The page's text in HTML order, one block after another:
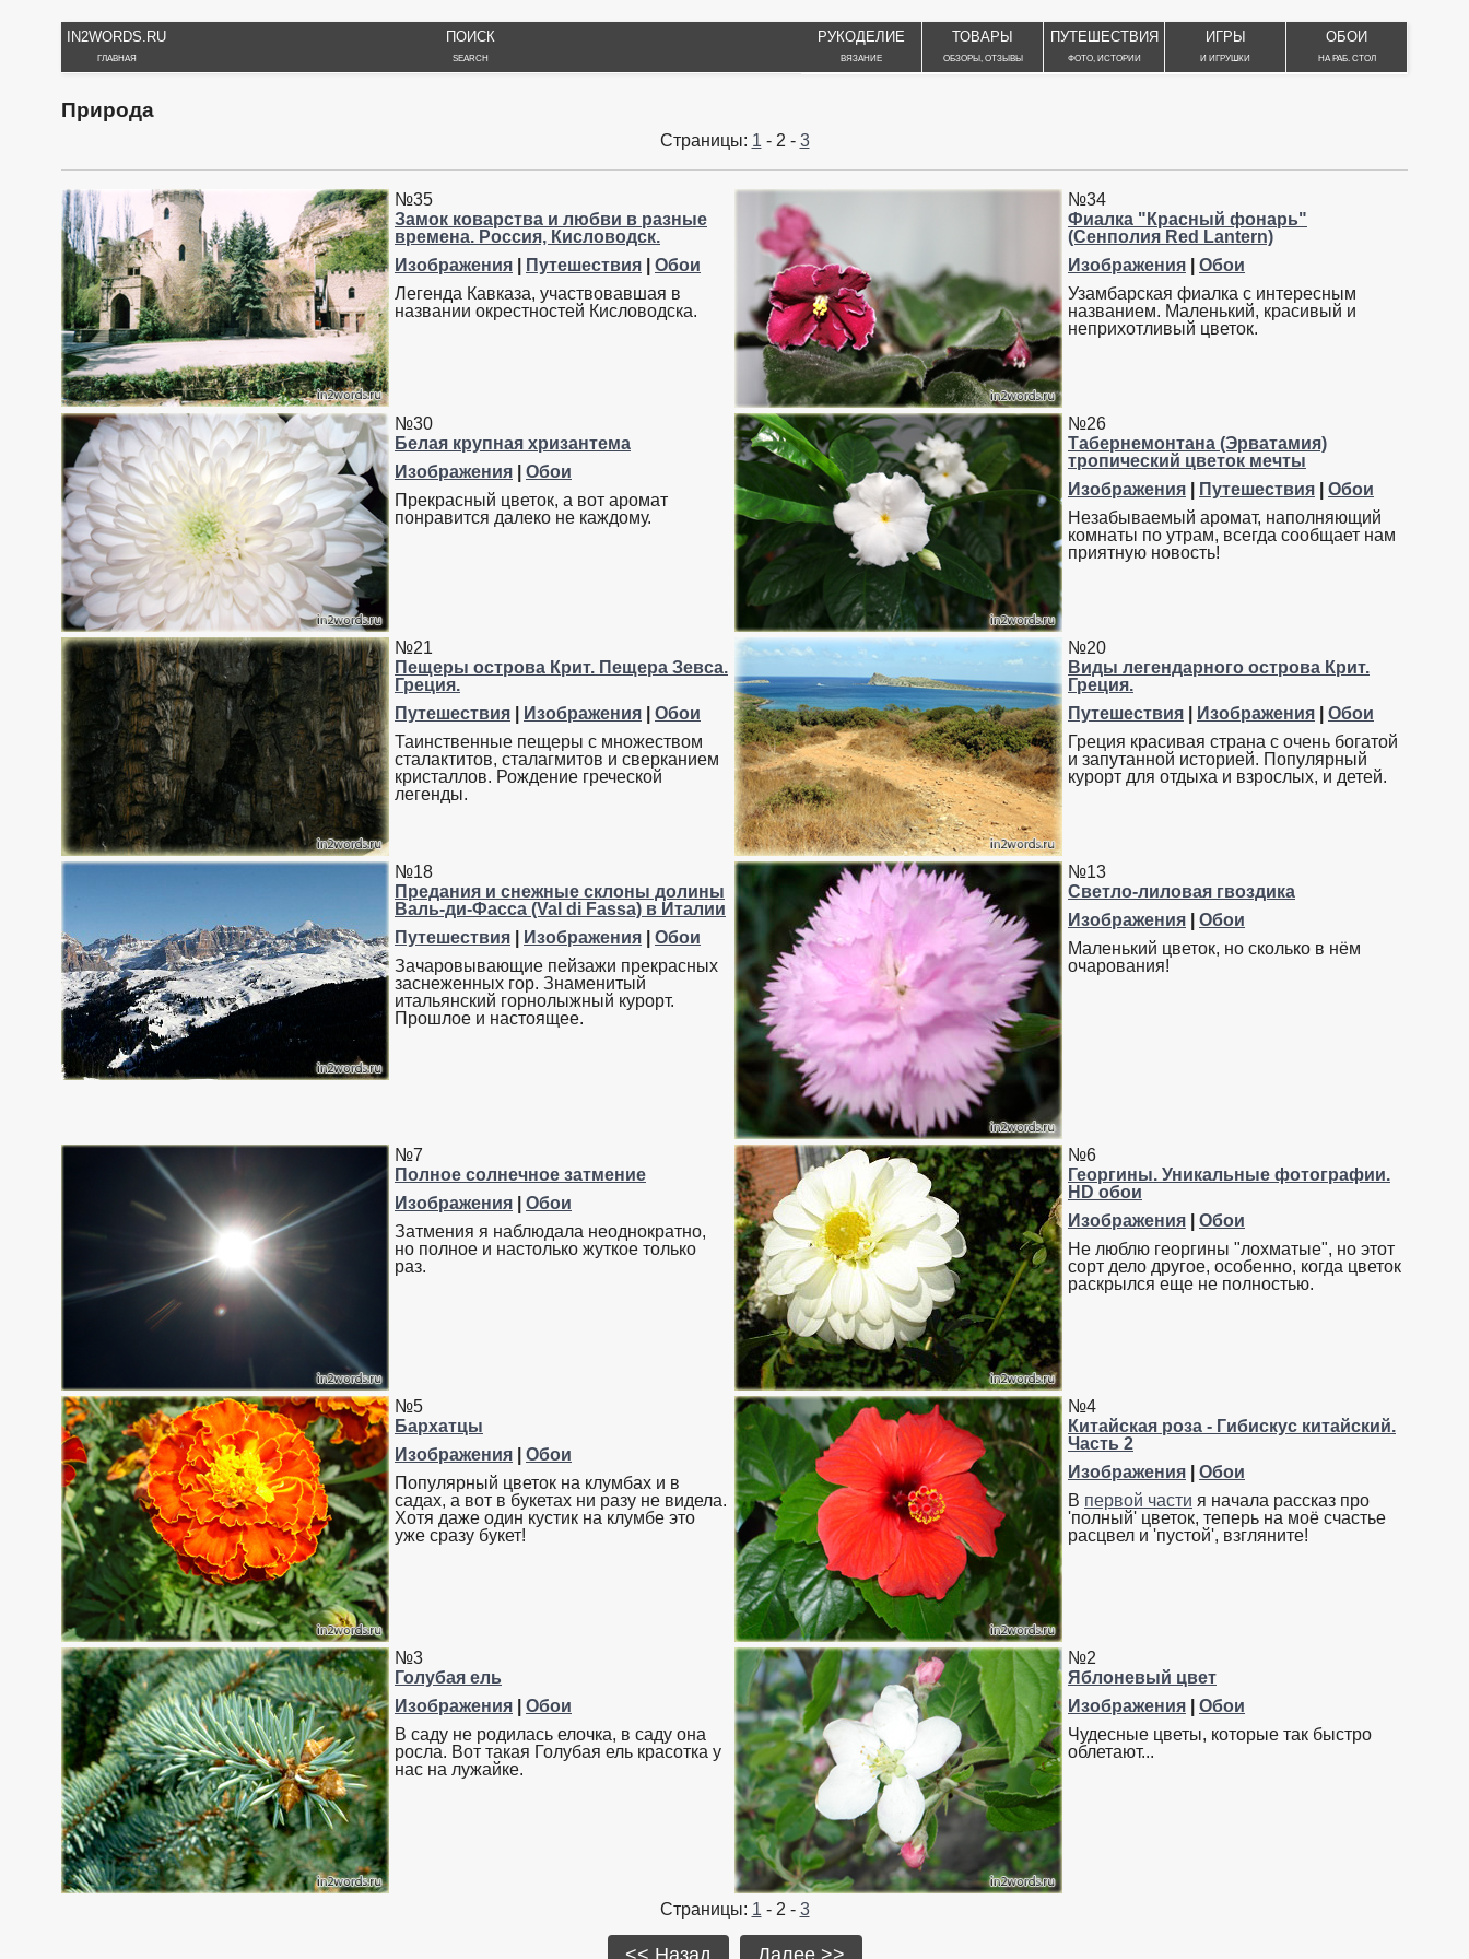
IN2WORDS.RU
ГЛАВНАЯ
ПОИСК
SEARCH
РУКОДЕЛИЕ
ВЯЗАНИЕ
ТОВАРЫ
ОБЗОРЫ, ОТЗЫВЫ
ПУТЕШЕСТВИЯ
ФОТО, ИСТОРИИ
ИГРЫ
И ИГРУШКИ
ОБОИ
НА РАБ. СТОЛ
Природа
Страницы: 1 - 2 - 3
№35
Замок коварства и любви в разные
времена. Россия, Кисловодск.
Изображения
Путешествия
Обои
Легенда Кавказа, участвовавшая в
названии окрестностей Кисловодска.
№34
Фиалка "Красный фонарь"
(Сенполия Red Lantern)
Изображения
Обои
Узамбарская фиалка с интересным
названием. Маленький, красивый и
неприхотливый цветок.
№30
Белая крупная хризантема
Изображения
Обои
Прекрасный цветок, а вот аромат
понравится далеко не каждому.
№26
Табернемонтана (Эрватамия)
тропический цветок мечты
Изображения
Путешествия
Обои
Незабываемый аромат, наполняющий
комнаты по утрам, всегда сообщает нам
приятную новость!
№21
Пещеры острова Крит. Пещера Зевса.
Греция.
Путешествия
Изображения
Обои
Таинственные пещеры с множеством
сталактитов, сталагмитов и сверканием
кристаллов. Рождение греческой
легенды.
№20
Виды легендарного острова Крит.
Греция.
Путешествия
Изображения
Обои
Греция красивая страна с очень богатой
и запутанной историей. Популярный
курорт для отдыха и взрослых, и детей.
№18
Предания и снежные склоны долины
Валь-ди-Фасса (Val di Fassa) в Италии
Путешествия
Изображения
Обои
Зачаровывающие пейзажи прекрасных
заснеженных гор. Знаменитый
итальянский горнолыжный курорт.
Прошлое и настоящее.
№13
Светло-лиловая гвоздика
Изображения
Обои
Маленький цветок, но сколько в нём
очарования!
№7
Полное солнечное затмение
Изображения
Обои
Затмения я наблюдала неоднократно,
но полное и настолько жуткое только
раз.
№6
Георгины. Уникальные фотографии.
HD обои
Изображения
Обои
Не люблю георгины "лохматые", но этот
сорт дело другое, особенно, когда цветок
раскрылся еще не полностью.
№5
Бархатцы
Изображения
Обои
Популярный цветок на клумбах и в
садах, а вот в букетах ни разу не видела.
Хотя даже один кустик на клумбе это
уже сразу букет!
№4
Китайская роза - Гибискус китайский.
Часть 2
Изображения
Обои
В первой части я начала рассказ про
'полный' цветок, теперь на моё счастье
расцвел и 'пустой', взгляните!
№3
Голубая ель
Изображения
Обои
В саду не родилась елочка, в саду она
росла. Вот такая Голубая ель красотка у
нас на лужайке.
№2
Яблоневый цвет
Изображения
Обои
Чудесные цветы, которые так быстро
облетают...
Страницы: 1 - 2 - 3
<< Назад Далее >>